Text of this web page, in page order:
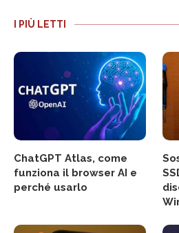
I PIÙ LETTI
ChatGPT Atlas, come
funziona il browser AI e
perché usarlo